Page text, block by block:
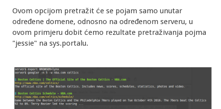
Ovom opcijom pretražit će se pojam samo unutar
određene domene, odnosno na određenom serveru, u
ovom primjeru dobit ćemo rezultate pretraživanja pojma
"jessie" na sys.portalu.